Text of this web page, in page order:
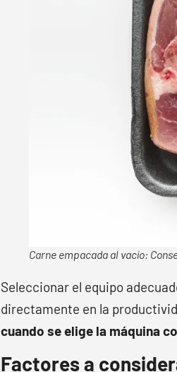
Carne empacada al vacío:
Seleccionar el equipo
directamente en la
cuando se elige la máquina
Factores a